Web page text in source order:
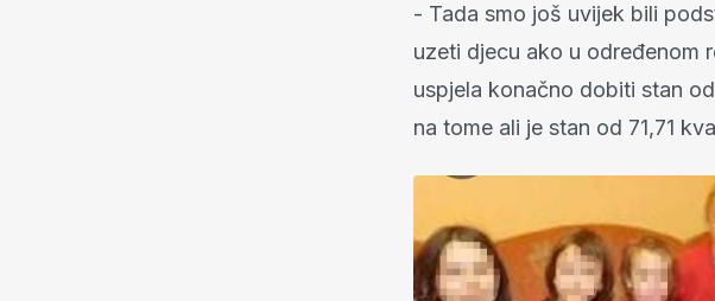
- Tada smo još uvijek bili
uzeti djecu ako u određenom
uspjela konačno dobiti stan
na tome ali je stan od 71,71